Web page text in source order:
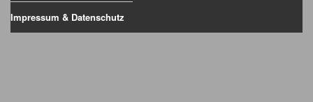
Impressum & Datenschutz